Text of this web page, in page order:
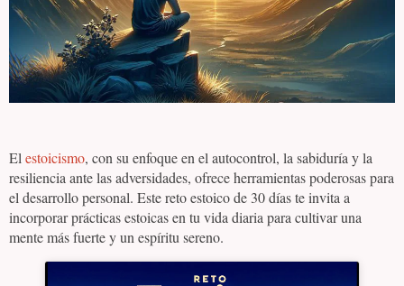
El estoicismo, con su enfoque en el autocontrol, la sabiduría y la
resiliencia ante las adversidades, ofrece herramientas poderosas para
el desarrollo personal. Este reto estoico de 30 días te invita a
incorporar prácticas estoicas en tu vida diaria para cultivar una
mente más fuerte y un espíritu sereno.